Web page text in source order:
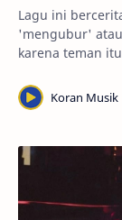
Lagu ini
'mengubur'
karena teman